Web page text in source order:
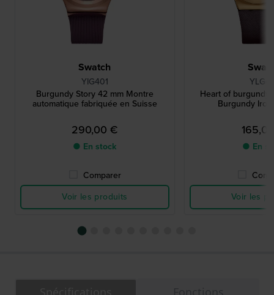
Swatch
YIG401
Burgundy Story 42 mm Montre
automatique fabriquée en Suisse
290,00 €
● En stock
Comparer
Voir les produits
Heart of burgundy
Burgundy
● En
Voir les